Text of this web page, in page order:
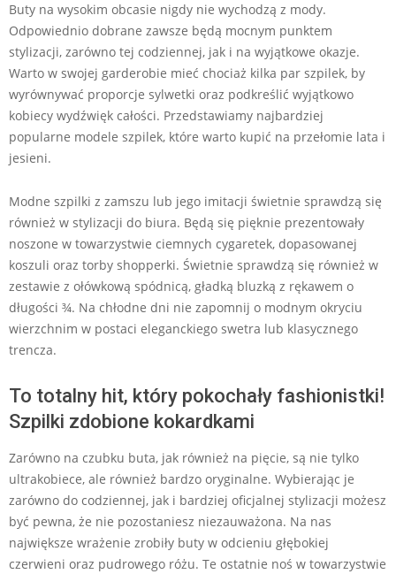
Buty na wysokim obcasie nigdy nie wychodzą z mody.
Odpowiednio dobrane zawsze będą mocnym punktem
stylizacji, zarówno tej codziennej, jak i na wyjątkowe okazje.
Warto w swojej garderobie mieć chociaż kilka par szpilek, by
wyrównywać proporcje sylwetki oraz podkreślić wyjątkowo
kobiecy wydźwięk całości. Przedstawiamy najbardziej
popularne modele szpilek, które warto kupić na przełomie lata i
jesieni.
Modne szpilki z zamszu lub jego imitacji świetnie sprawdzą się
również w stylizacji do biura. Będą się pięknie prezentowały
noszone w towarzystwie ciemnych cygaretek, dopasowanej
koszuli oraz torby shopperki. Świetnie sprawdzą się również w
zestawie z ołówkową spódnicą, gładką bluzką z rękawem o
długości ¾. Na chłodne dni nie zapomnij o modnym okryciu
wierzchnim w postaci eleganckiego swetra lub klasycznego
trencza.
To totalny hit, który pokochały fashionistki!
Szpilki zdobione kokardkami
Zarówno na czubku buta, jak również na pięcie, są nie tylko
ultrakobiece, ale również bardzo oryginalne. Wybierając je
zarówno do codziennej, jak i bardziej oficjalnej stylizacji możesz
być pewna, że nie pozostaniesz niezauważona. Na nas
największe wrażenie zrobiły buty w odcieniu głębokiej
czerwieni oraz pudrowego różu. Te ostatnie noś w towarzystwie